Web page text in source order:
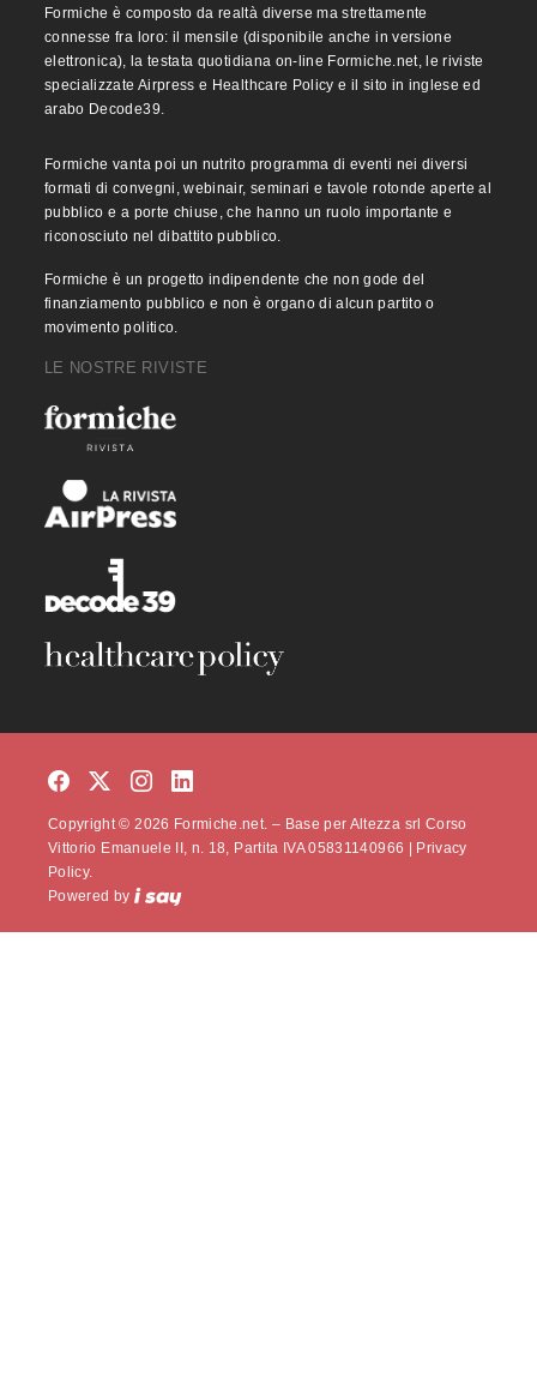
Formiche è composto da realtà diverse ma strettamente
connesse fra loro: il mensile (disponibile anche in versione
elettronica), la testata quotidiana on-line Formiche.net, le riviste
specializzate Airpress e Healthcare Policy e il sito in inglese ed
arabo Decode39.
Formiche vanta poi un nutrito programma di eventi nei diversi
formati di convegni, webinair, seminari e tavole rotonde aperte al
pubblico e a porte chiuse, che hanno un ruolo importante e
riconosciuto nel dibattito pubblico.
Formiche è un progetto indipendente che non gode del
finanziamento pubblico e non è organo di alcun partito o
movimento politico.
LE NOSTRE RIVISTE
Copyright © 2026 Formiche.net. – Base per Altezza srl Corso
Vittorio Emanuele II, n. 18, Partita IVA 05831140966 | Privacy
Policy.
Powered by